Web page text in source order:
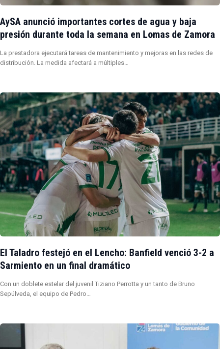
AySA anunció importantes cortes de agua y baja
presión durante toda la semana en Lomas de Zamora
La prestadora ejecutará tareas de mantenimiento y mejoras en las redes de
distribución. La medida afectará a múltiples…
El Taladro festejó en el Lencho: Banfield venció 3-2 a
Sarmiento en un final dramático
Con un doblete estelar del juvenil Tiziano Perrotta y un tanto de Bruno
Sepúlveda, el equipo de Pedro…